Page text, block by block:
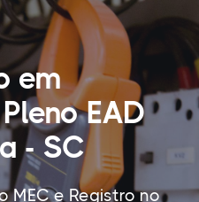
em
EAD
- SC
MEC e Registro no